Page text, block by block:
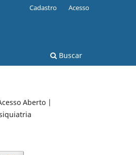
Buscar
Cadastro Acesso